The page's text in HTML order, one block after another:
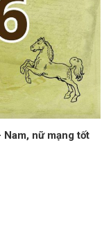
nữ mạng tốt